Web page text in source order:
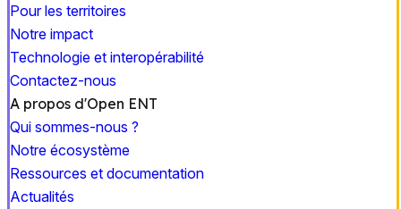
Pour les territoires
Notre impact
Technologie et interopérabilité
Contactez-nous
A propos d'Open ENT
Qui sommes-nous ?
Notre écosystème
Ressources et documentation
Actualités